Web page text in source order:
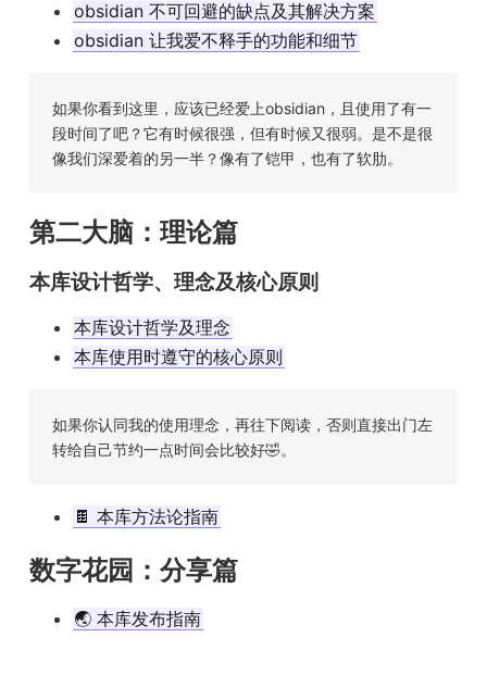
obsidian 不可回避的缺点及其解决方案
obsidian 让我爱不释手的功能和细节
如果你看到这里，应该已经爱上obsidian，且使用了有一
段时间了吧？它有时候很强，但有时候又很弱。是不是很
像我们深爱着的另一半？像有了铠甲，也有了软肋。
第二大脑：理论篇
本库设计哲学、理念及核心原则
本库设计哲学及理念
本库使用时遵守的核心原则
如果你认同我的使用理念，再往下阅读，否则直接出门左
转给自己节约一点时间会比较好🤣。
🍫 本库方法论指南
数字花园：分享篇
🌏 本库发布指南